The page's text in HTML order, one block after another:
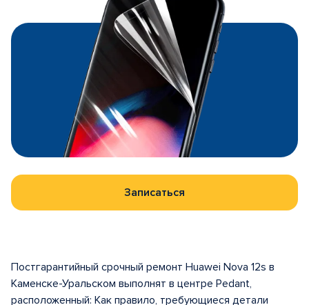
Записаться
Постгарантийный срочный ремонт Huawei Nova 12s в
Каменске-Уральском выполнят в центрe Pedant,
расположенный: Как правило, требующиеся детали